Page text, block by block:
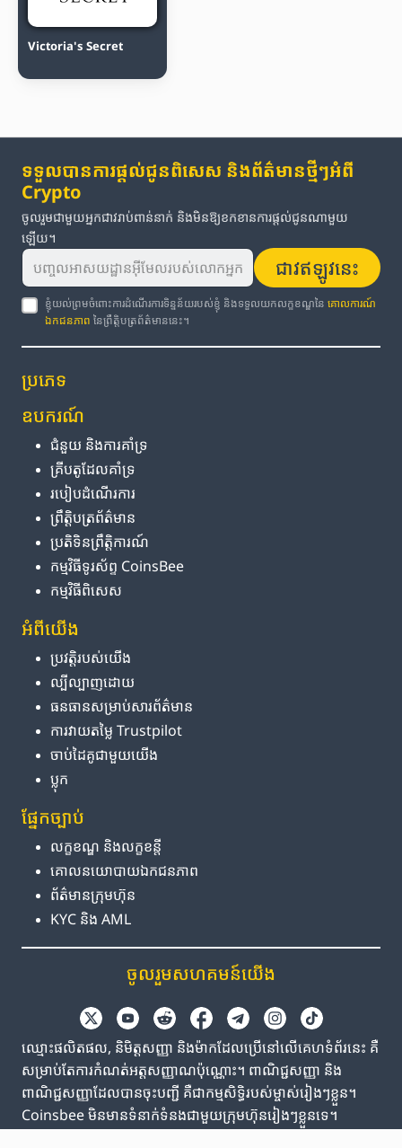
Victoria's Secret
ទទួលបានការផ្តល់ជូនពិសេស និងព័ត៌មានថ្មីៗអំពី
Crypto
ចូលរួមជាមួយអ្នកជាវរាប់ពាន់នាក់ និងមិនឱ្យខកខានការផ្តល់ជូនណាមួយ
ឡើយ។
ជាវឥឡូវនេះ
ខ្ញុំយល់ព្រមចំពោះការដំណើរការទិន្នន័យរបស់ខ្ញុំ និងទទួលយកលក្ខខណ្ឌនៃគោលការណ៍
ឯកជនភាព នៃព្រឹត្តិបត្រព័ត៌មាននេះ។
ប្រភេទ
ឧបករណ៍
ជំនួយ និង​ការ​គាំទ្រ
គ្រីបតូ​ដែល​គាំទ្រ
របៀប​ដំណើរការ
ព្រឹត្តិបត្រ​ព័ត៌មាន
ប្រតិទិន​ព្រឹត្តិការណ៍
កម្មវិធី​ទូរស័ព្ទ CoinsBee
កម្មវិធីពិសេស
អំពី​យើង
ប្រវត្តិ​របស់​យើង
ល្បីល្បាញ​ដោយ
ធនធាន​សម្រាប់​សារព័ត៌មាន
ការ​វាយតម្លៃ Trustpilot
ចាប់ដៃគូ​ជាមួយ​យើង
ប្លុក
ផ្នែក​ច្បាប់
លក្ខខណ្ឌ និង​លក្ខខន្តី
គោលនយោបាយ​ឯកជនភាព
ព័ត៌មាន​ក្រុមហ៊ុន
KYC និង AML
ចូលរួម​សហគមន៍​យើង
ឈ្មោះផលិតផល, និមិត្តសញ្ញា និងម៉ាកដែលប្រើនៅលើគេហទំព័រនេះ គឺ
សម្រាប់តែការកំណត់អត្តសញ្ញាណប៉ុណ្ណោះ។ ពាណិជ្ជសញ្ញា និង
ពាណិជ្ជសញ្ញាដែលបានចុះបញ្ជី គឺជាកម្មសិទ្ធិរបស់ម្ចាស់រៀងៗខ្លួន។
Coinsbee មិនមានទំនាក់ទំនងជាមួយក្រុមហ៊ុនរៀងៗខ្លួនទេ។